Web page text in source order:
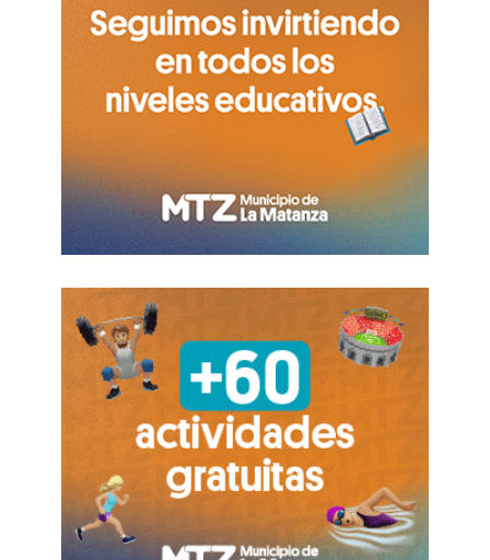
sector. En paralelo, fuentes cercanas a
grandes cadenas de
supermercadosanticiparon quecomenzarán a
aplicarse subas de entre un 4% y un 9% en las
Por otra parte, los trascendidos indican que las
automotrices subirán los precios de sus
insumos importados, hasta un 9% desde agosto.
Incluso, señalan que el incremento de precios iba
a ser cercano a la mitad, pero que terminó por
duplicarse debido a la suba del dólar de esta
semana.
Por lo pronto, El Destapepudo comprobar que,
en agosto,Ford aumentará los precios de sus